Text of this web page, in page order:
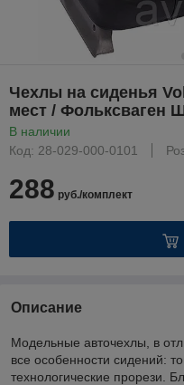
Чехлы на сиденья
мест / Фольксваген
В наличии
Код: 28-029-000-0101
288 руб./комплект
Описание
Модельные авточехлы, в
все особенности сидений:
технологические прорези.